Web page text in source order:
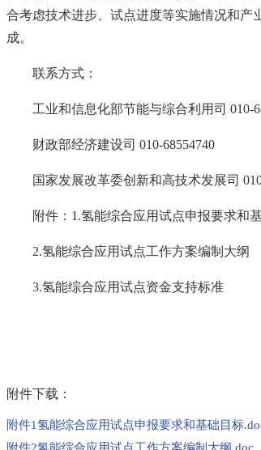
合考虑技术进步、试点进度等实施情况和产
成。
联系方式：
工业和信息化部节能与综合利用司 010-
财政部经济建设司 010-68554740
国家发展改革委创新和高技术发展司
附件：1.氢能综合应用试点申报要求和
2.氢能综合应用试点工作方案编制大纲
3.氢能综合应用试点资金支持标准
附件下载：
附件1氢能综合应用试点申报要求和基础目标